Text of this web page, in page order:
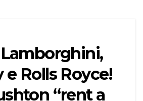
Lamborghini,
e Rolls Royce!
“rent a